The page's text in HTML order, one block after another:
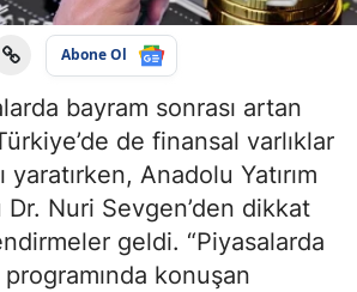
Abone Ol
bayram sonrası artan
de finansal varlıklar
yaratırken, Anadolu Yatırım
Nuri Sevgen’den dikkat
geldi. “Piyasalarda
programında konuşan